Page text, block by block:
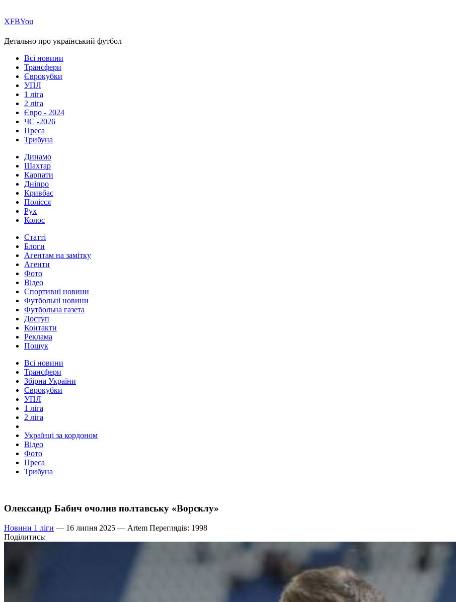
ХFBYou
Детально про український футбол
Всі новини
Трансфери
Єврокубки
УПЛ
1 ліга
2 ліга
Євро - 2024
ЧС -2026
Преса
Трибуна
Динамо
Шахтар
Карпати
Дніпро
Кривбас
Полісся
Рух
Колос
Статті
Блоги
Агентам на замітку
Агенти
Фото
Відео
Спортивні новини
Футбольні новини
Футбольна газета
Доступ
Контакти
Реклама
Пошук
Всі новини
Трансфери
Збірна України
Єврокубки
УПЛ
1 ліга
2 ліга
Українці за кордоном
Відео
Фото
Преса
Трибуна
Олександр Бабич очолив полтавську «Ворсклу»
Новини 1 ліги — 16 липня 2025 — Artem Переглядів: 1998
Поділитись: